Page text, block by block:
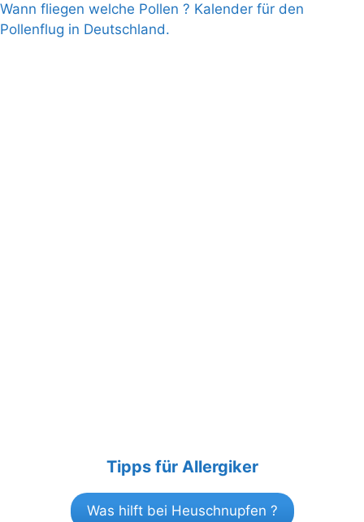
Wann fliegen welche Pollen ? Kalender für den
Pollenflug in Deutschland.
Tipps für Allergiker
Was hilft bei Heuschnupfen ?